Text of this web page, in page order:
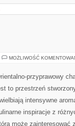
MOŻLIWOŚĆ
przyprawowy
to przestrzeń
intensywne
inspiracje z
może zainteresować